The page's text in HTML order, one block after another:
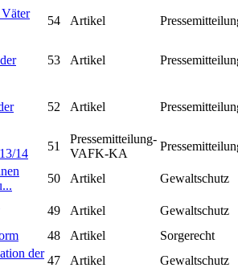
54 Artikel
53 Artikel
52 Artikel
14
51
Pressemitteilung-
VAFK-KA
50 Artikel
Gewaltschutz
49 Artikel
Gewaltschutz
48 Artikel
Sorgerecht
der
47 Artikel
Gewaltschutz